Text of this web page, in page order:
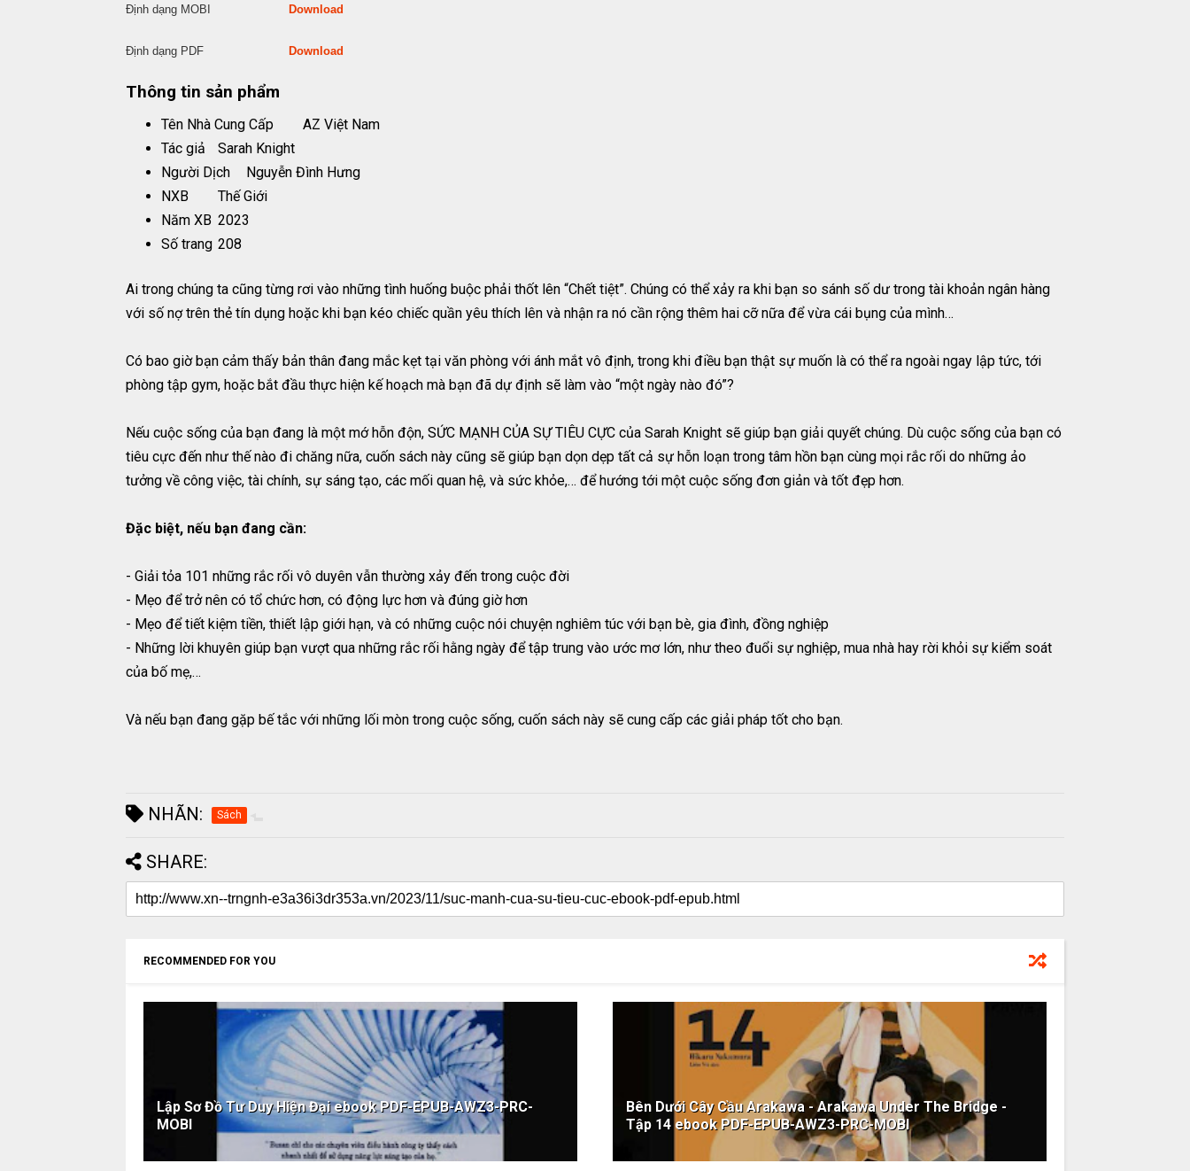
Định dạng MOBI Download
Định dạng PDF Download
Thông tin sản phẩm
Tên Nhà Cung Cấp
AZ Việt Nam
Tác giả
Sarah Knight
Người Dịch
Nguyễn Đình Hưng
NXB
Thế Giới
Năm XB 2023
Số trang 208
Ai trong chúng ta cũng từng rơi vào những tình huống buộc phải thốt lên “Chết tiệt”. Chúng có thể xảy ra khi bạn so sánh số dư trong tài khoản ngân hàng
với số nợ trên thẻ tín dụng hoặc khi bạn kéo chiếc quần yêu thích lên và nhận ra nó cần rộng thêm hai cỡ nữa để vừa cái bụng của mình…
Có bao giờ bạn cảm thấy bản thân đang mắc kẹt tại văn phòng với ánh mắt vô định, trong khi điều bạn thật sự muốn là có thể ra ngoài ngay lập tức, tới
phòng tập gym, hoặc bắt đầu thực hiện kế hoạch mà bạn đã dự định sẽ làm vào “một ngày nào đó”?
Nếu cuộc sống của bạn đang là một mớ hỗn độn, SỨC MẠNH CỦA SỰ TIÊU CỰC của Sarah Knight sẽ giúp bạn giải quyết chúng. Dù cuộc sống của bạn có
tiêu cực đến như thế nào đi chăng nữa, cuốn sách này cũng sẽ giúp bạn dọn dẹp tất cả sự hỗn loạn trong tâm hồn bạn cùng mọi rắc rối do những ảo
tưởng về công việc, tài chính, sự sáng tạo, các mối quan hệ, và sức khỏe,… để hướng tới một cuộc sống đơn giản và tốt đẹp hơn.
Đặc biệt, nếu bạn đang cần:
- Giải tỏa 101 những rắc rối vô duyên vẫn thường xảy đến trong cuộc đời
- Mẹo để trở nên có tổ chức hơn, có động lực hơn và đúng giờ hơn
- Mẹo để tiết kiệm tiền, thiết lập giới hạn, và có những cuộc nói chuyện nghiêm túc với bạn bè, gia đình, đồng nghiệp
- Những lời khuyên giúp bạn vượt qua những rắc rối hằng ngày để tập trung vào ước mơ lớn, như theo đuổi sự nghiệp, mua nhà hay rời khỏi sự kiểm soát
của bố mẹ,…
Và nếu bạn đang gặp bế tắc với những lối mòn trong cuộc sống, cuốn sách này sẽ cung cấp các giải pháp tốt cho bạn.
NHÃN: Sách
SHARE:
RECOMMENDED FOR YOU
Lập Sơ Đồ Tư Duy Hiện Đại ebook PDF-EPUB-AWZ3-PRC-
MOBI
Bên Dưới Cây Cầu Arakawa - Arakawa Under The Bridge -
Tập 14 ebook PDF-EPUB-AWZ3-PRC-MOBI